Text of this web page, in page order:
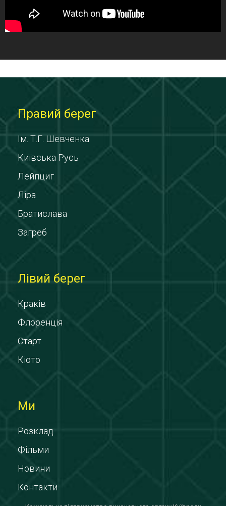
Правий берег
Ім. Т.Г. Шевченка
Київська Русь
Лейпциг
Ліра
Братислава
Загреб
Лівий берег
Краків
Флоренція
Старт
Кіото
Ми
Розклад
Фільми
Новини
Контакти